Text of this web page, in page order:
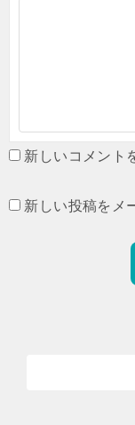
新しいコメント
新しい投稿をメ